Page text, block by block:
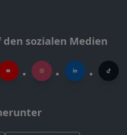
den sozialen Medien